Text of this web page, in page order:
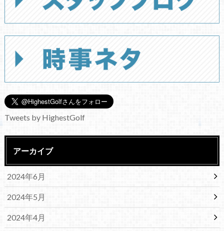
Tweets by HighestGolf
アーカイブ
2024年6月
2024年5月
2024年4月